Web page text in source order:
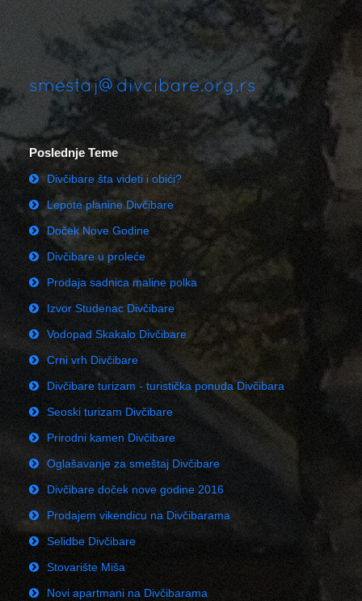
smestaj@divcibare.org.rs
Poslednje Teme
Divčibare šta videti i obići?
Lepote planine Divčibare
Doček Nove Godine
Divčibare u proleće
Prodaja sadnica maline polka
Izvor Studenac Divčibare
Vodopad Skakalo Divčibare
Crni vrh Divčibare
Divčibare turizam - turistička ponuda Divčibara
Seoski turizam Divčibare
Prirodni kamen Divčibare
Oglašavanje za smeštaj Divčibare
Divčibare doček nove godine 2016
Prodajem vikendicu na Divčibarama
Selidbe Divčibare
Stovarište Miša
Novi apartmani na Divčibarama